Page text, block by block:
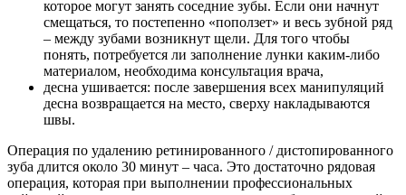
которое могут занять соседние зубы. Если они начнут
смещаться, то постепенно «поползет» и весь зубной ряд
– между зубами возникнут щели. Для того чтобы
понять, потребуется ли заполнение лунки каким-либо
материалом, необходима консультация врача,
десна ушивается: после завершения всех манипуляций
десна возвращается на место, сверху накладываются
швы.
Операция по удалению ретинированного / дистопированного
зуба длится около 30 минут – часа. Это достаточно рядовая
операция, которая при выполнении профессиональных